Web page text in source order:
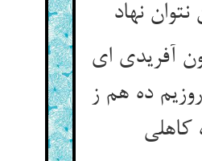
نتوان نهاد
آفریدی ای
ده هم ز
کاهلی